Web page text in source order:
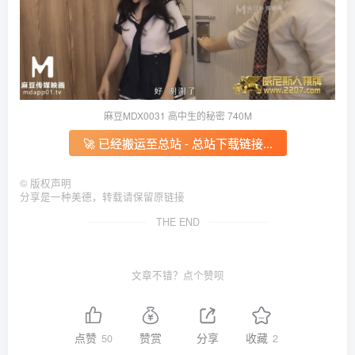
麻豆MDX0031 高中生的秘密 740M
🚀 已经搬运至总站 - 总站下载链接...
© 版权声明
分享是一种美德，转载请保留原链接
THE END
文章不错？点个赞呗
点赞 50 赞赏 分享 收藏 2